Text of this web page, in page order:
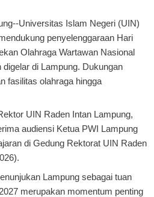
--Universitas Islam Negeri (UIN)
penyelenggaraan Hari
Olahraga Wartawan Nasional
di Lampung. Dukungan
fasilitas olahraga hingga
UIN Raden Intan Lampung,
audiensi Ketua PWI Lampung
di Gedung Rektorat UIN Raden
Lampung sebagai tuan
merupakan momentum penting